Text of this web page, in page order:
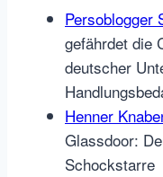
Persoblogger
gefährdet die
deutscher
Henner
Glassdoor:
Schockstarre